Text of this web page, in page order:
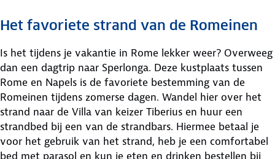
Het favoriete strand van de Romeinen
Is het tijdens je vakantie in Rome lekker weer? Overweeg
dan een dagtrip naar Sperlonga. Deze kustplaats tussen
Rome en Napels is de favoriete bestemming van de
Romeinen tijdens zomerse dagen. Wandel hier over het
strand naar de Villa van keizer Tiberius en huur een
strandbed bij een van de strandbars. Hiermee betaal je
voor het gebruik van het strand, heb je een comfortabel
bed met parasol en kun je eten en drinken bestellen bij